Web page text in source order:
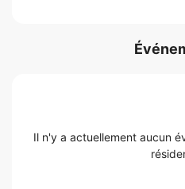
Il n'y a actuellement aucun